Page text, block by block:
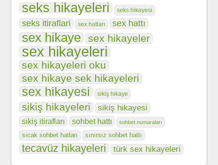
seks hikayeleri seks hikayesi
seks itiraflari sex hatları sex hattı
sex hikaye sex hikayeler
sex hikayeleri
sex hikayeleri oku
sex hikaye sek hikayeleri
sex hikayesi sikiş hikaye
sikiş hikayeleri sikiş hikayesi
sikiş itirafları sohbet hattı sohbet numaraları
sıcak sohbet hatları sınırsız sohbet hattı
tecavüz hikayeleri türk sex hikayeleri